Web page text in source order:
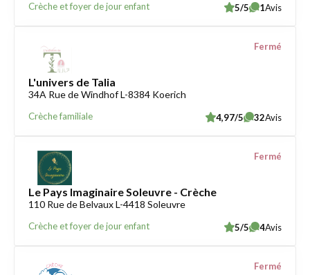
Crèche et foyer de jour enfant 5/5 1Avis
L'univers de Talia
34A Rue de Windhof L-8384 Koerich
Crèche familiale
Fermé
4,97/5 32Avis
Le Pays Imaginaire Soleuvre - Crèche
110 Rue de Belvaux L-4418 Soleuvre
Crèche et foyer de jour enfant
Fermé
5/5 4Avis
Fermé